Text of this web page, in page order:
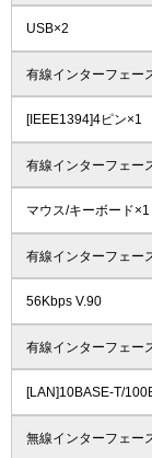
USB×2
有線インターフェー
[IEEE1394]4ピン×1
有線インターフェー
マウス/キーボード×1
有線インターフェー
56Kbps V.90
有線インターフェー
[LAN]10BASE-T/
無線インターフェー